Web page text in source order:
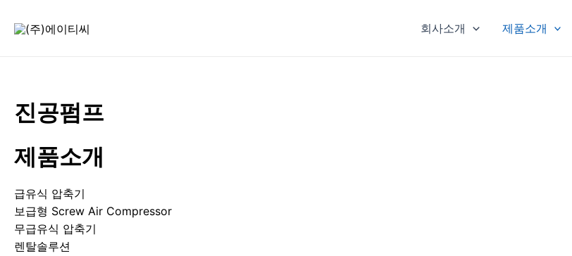
회사소개 제품소개
진공펌프
제품소개
급유식 압축기
보급형 Screw Air Compressor
무급유식 압축기
렌탈솔루션